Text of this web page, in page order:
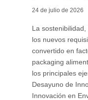
24 de julio de 2026
La
los nuevos
convertido en
packaging
los principales
Desayuno de
Innovación en